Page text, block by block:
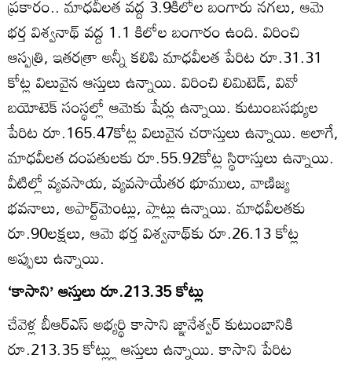
ప్రకారం.. మాధవీలత వద్ద 3.9కిలోల బంగారు నగలు, ఆమె
భర్త విశ్వనాథ్‌ వద్ద 1.1 కిలోల బంగారం ఉంది. విరించి
ఆస్పత్రి, ఇతరత్రా అన్నీ కలిపి మాధవీలత పేరిట రూ.31.31
కోట్ల విలువైన ఆస్తులు ఉన్నాయి. విరించి లిమిటెడ్‌, వివో
బయోటెక్‌ సంస్థల్లో ఆమెకు షేర్లు ఉన్నాయి. కుటుంబసభ్యుల
పేరిట రూ.165.47కోట్ల విలువైన చరాస్తులు ఉన్నాయి. అలాగే,
మాధవీలత దంపతులకు రూ.55.92కోట్ల స్థిరాస్తులు ఉన్నాయి.
వీటిల్లో వ్యవసాయ, వ్యవసాయేతర భూములు, వాణిజ్య
భవనాలు, అపార్ట్‌మెంట్లు, ప్లాట్లు ఉన్నాయి. మాధవీలతకు
రూ.90లక్షలు, ఆమె భర్త విశ్వనాథ్‌కు రూ.26.13 కోట్ల
అప్పులు ఉన్నాయి.
‘కాసాని’ ఆస్తులు రూ.213.35 కోట్లు
చేవెళ్ల బీఆర్‌ఎస్‌ అభ్యర్థి కాసాని జ్ఞానేశ్వర్‌ కుటుంబానికి
రూ.213.35 కోట్ల్లు ఆస్తులు ఉన్నాయి. కాసాని పేరిట